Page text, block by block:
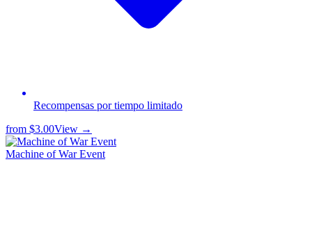
Recompensas por tiempo limitado
from $3.00View →
Machine of War Event